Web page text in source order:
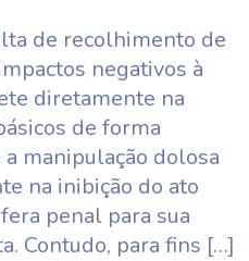
de recolhimento de
negativos à
diretamente na
de forma
manipulação dolosa
na inibição do ato
penal para sua
Contudo, para fins […]